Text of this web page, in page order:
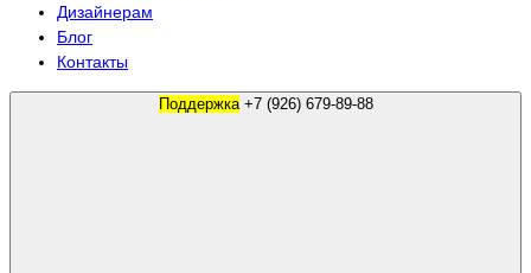
Дизайнерам
Блог
Контакты
Поддержка +7 (926) 679-89-88